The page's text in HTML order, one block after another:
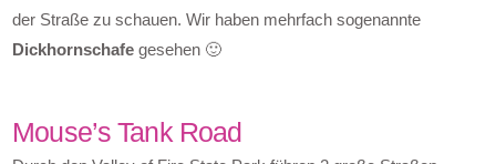
der Straße zu schauen. Wir haben mehrfach sogenannte
Dickhornschafe gesehen 🙂
Mouse’s Tank Road